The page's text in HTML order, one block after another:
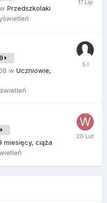
w Przedszkolaki
w Uczniowie,
miesięcy, ciąża